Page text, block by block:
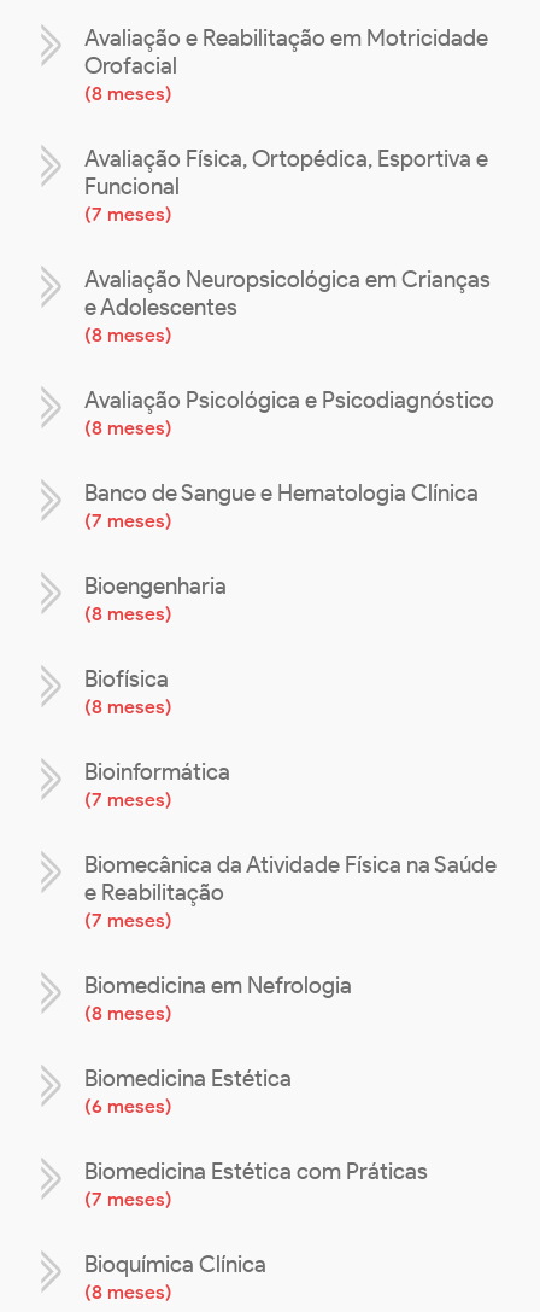
Avaliação e Reabilitação em Motricidade
Orofacial
(8 meses)
Avaliação Física, Ortopédica, Esportiva e
Funcional
(7 meses)
Avaliação Neuropsicológica em Crianças
e Adolescentes
(8 meses)
Avaliação Psicológica e Psicodiagnóstico
(8 meses)
Banco de Sangue e Hematologia Clínica
(7 meses)
Bioengenharia
(8 meses)
Biofísica
(8 meses)
Bioinformática
(7 meses)
Biomecânica da Atividade Física na Saúde
e Reabilitação
(7 meses)
Biomedicina em Nefrologia
(8 meses)
Biomedicina Estética
(6 meses)
Biomedicina Estética com Práticas
(7 meses)
Bioquímica Clínica
(8 meses)